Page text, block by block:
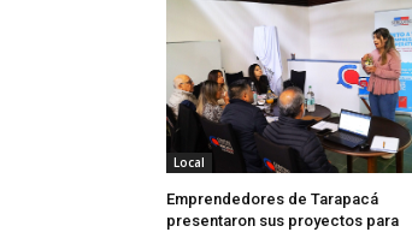
Local
Emprendedores de Tarapacá
presentaron sus proyectos para